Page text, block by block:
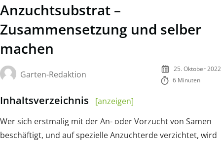
Anzuchtsubstrat –
Zusammensetzung und selber
machen
Garten-Redaktion
25. Oktober 2022
6 Minuten
Inhaltsverzeichnis
[anzeigen]
Wer sich erstmalig mit der An- oder Vorzucht von Samen
beschäftigt, und auf spezielle Anzuchterde verzichtet, wird